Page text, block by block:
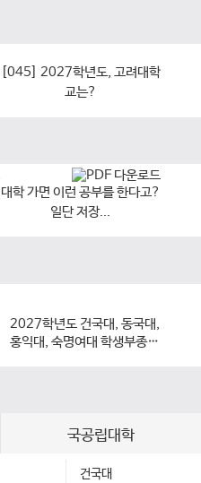
[045] 2027학년도, 고려대학
교는?
대학 가면 이런 공부를 한다고?
일단 저장...
2027학년도 건국대, 동국대,
홍익대, 숙명여대 학생부종합
국공립대학
건국대